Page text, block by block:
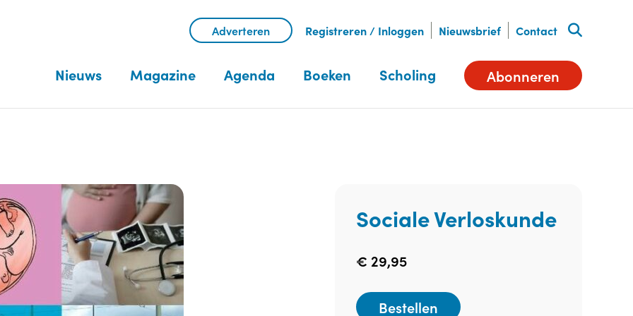
Adverteren Registreren / Inloggen Nieuwsbrief Contact
Nieuws Magazine Agenda Boeken Scholing Abonneren
Sociale Verloskunde
€ 29,95
Bestellen